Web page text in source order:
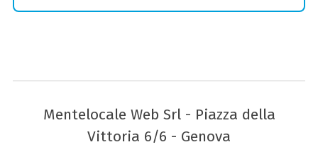
Mentelocale Web Srl - Piazza della
Vittoria 6/6 - Genova